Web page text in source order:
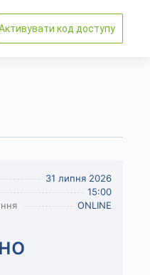
код доступу
31 липня 2026
15:00
ONLINE